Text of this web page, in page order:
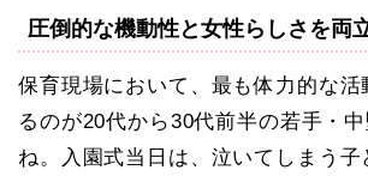
圧倒的な機動性と女性らしさを両
保育現場において、最も体力的な活
るのが20代から30代前半の若手・
ね。入園式当日は、泣いてしまう子